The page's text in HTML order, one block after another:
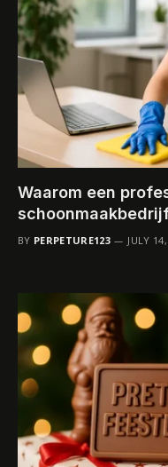
Waarom een
BY PERPETURE123 JULY